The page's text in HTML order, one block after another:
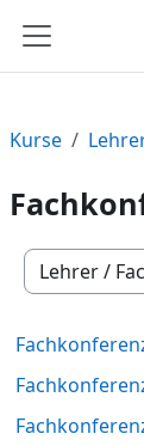
Website-
Kurse
Kursbereiche